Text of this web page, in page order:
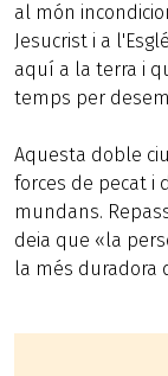
al món
Jesucrist i a
aquí a la terra i
temps per
Aquesta doble
forces de pecat i
mundans.
deia que «la
la més duradora